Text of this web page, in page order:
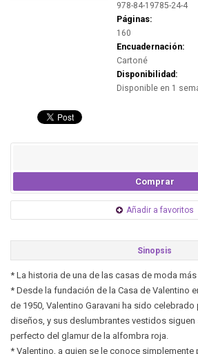
978-84-19785-24-4
Páginas:
160
Encuadernación:
Cartoné
Disponibilidad:
Disponible en 1
Comprar
Añadir a favoritos
Sinopsis
* La historia de una de las casas de moda
* Desde la fundación de la Casa de Valentino
de 1950, Valentino Garavani ha sido
diseños, y sus deslumbrantes vestidos siguen
perfecto del glamur de la alfombra roja.
* Valentino, a quien se le conoce simplemente